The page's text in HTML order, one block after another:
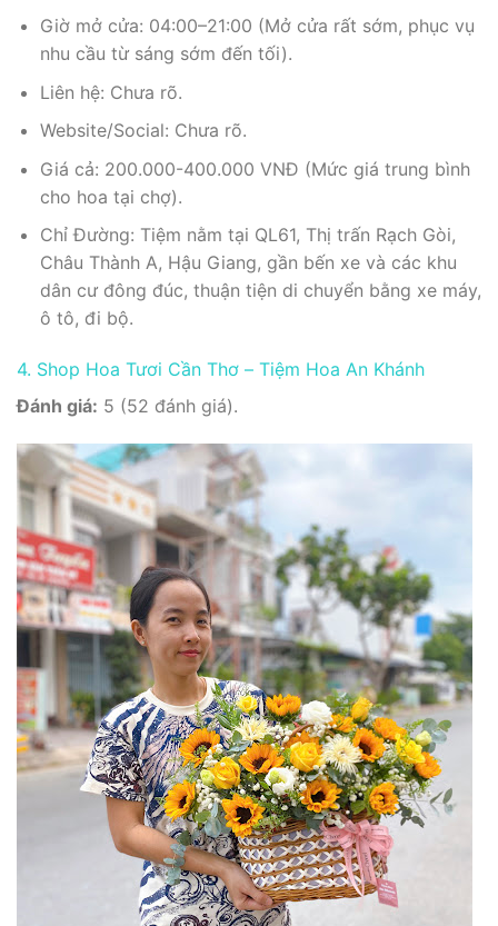
Giờ mở cửa: 04:00–21:00 (Mở cửa rất sớm, phục vụ
nhu cầu từ sáng sớm đến tối).
Liên hệ: Chưa rõ.
Website/Social: Chưa rõ.
Giá cả: 200.000-400.000 VNĐ (Mức giá trung bình
cho hoa tại chợ).
Chỉ Đường: Tiệm nằm tại QL61, Thị trấn Rạch Gòi,
Châu Thành A, Hậu Giang, gần bến xe và các khu
dân cư đông đúc, thuận tiện di chuyển bằng xe máy,
ô tô, đi bộ.
4. Shop Hoa Tươi Cần Thơ – Tiệm Hoa An Khánh
Đánh giá: 5 (52 đánh giá).